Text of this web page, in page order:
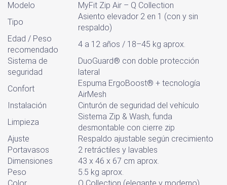
Modelo
MyFit Zip Air – Q Collection
Tipo
Asiento elevador 2 en 1 (con y sin
respaldo)
Edad / Peso
recomendado
4 a 12 años / 18–45 kg aprox.
Sistema de
seguridad
DuoGuard® con doble protección
lateral
Confort
Espuma ErgoBoost® + tecnología
AirMesh
Instalación
Cinturón de seguridad del vehículo
Limpieza
Sistema Zip & Wash, funda
desmontable con cierre zip
Ajuste
Respaldo ajustable según crecimiento
Portavasos
2 retráctiles y lavables
Dimensiones
43 x 46 x 67 cm aprox.
Peso
5.5 kg aprox.